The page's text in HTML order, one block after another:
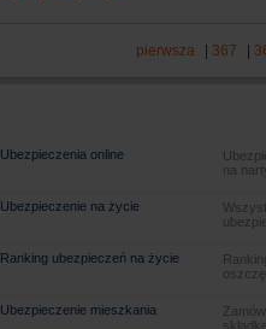
pierwsza 367
Ubezpieczenia online
na
Ubezpieczenie na życie
Ranking ubezpieczeń na życie
Ubezpieczenie mieszkania